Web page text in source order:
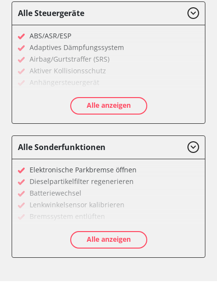
Alle Steuergeräte
ABS/ASR/ESP
Adaptives Dämpfungssystem
Airbag/Gurtstraffer (SRS)
Aktiver Kollisionsschutz
Anhängersteuergerät
Dachbedieneinheit (DBE)
Diagnoseschnittstelle (EOBD/OBDII)
Feststellbremse (EPB / SBC)
Global Positioning System (GPS)
Heckklappe
Klimaanlage
Kombiinstrument
Lenkradwinkel-Sensor
Lenksäuleneinheit
Lichtsteuerung
Medienplayer
Alle anzeigen
Alle Sonderfunktionen
Elektronische Parkbremse öffnen
Dieselpartikelfilter regenerieren
Batteriewechsel
Lenkwinkelsensor kalibrieren
Bremssystem entlüften
AGR Ventil anlernen
Luftmassenmesser anlernen
Alle anzeigen